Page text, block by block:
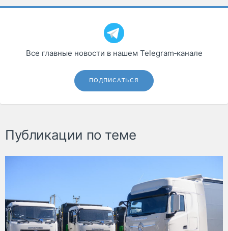
Все главные новости в нашем Telegram‑канале
ПОДПИСАТЬСЯ
Публикации по теме